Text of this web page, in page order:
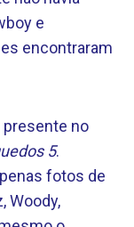
e
encontraram
presente no
5.
fotos de
Woody,